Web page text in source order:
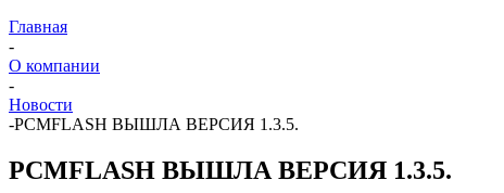
Главная
-
О компании
-
Новости
-PCMFLASH ВЫШЛА ВЕРСИЯ 1.3.5.
PCMFLASH ВЫШЛА ВЕРСИЯ 1.3.5.